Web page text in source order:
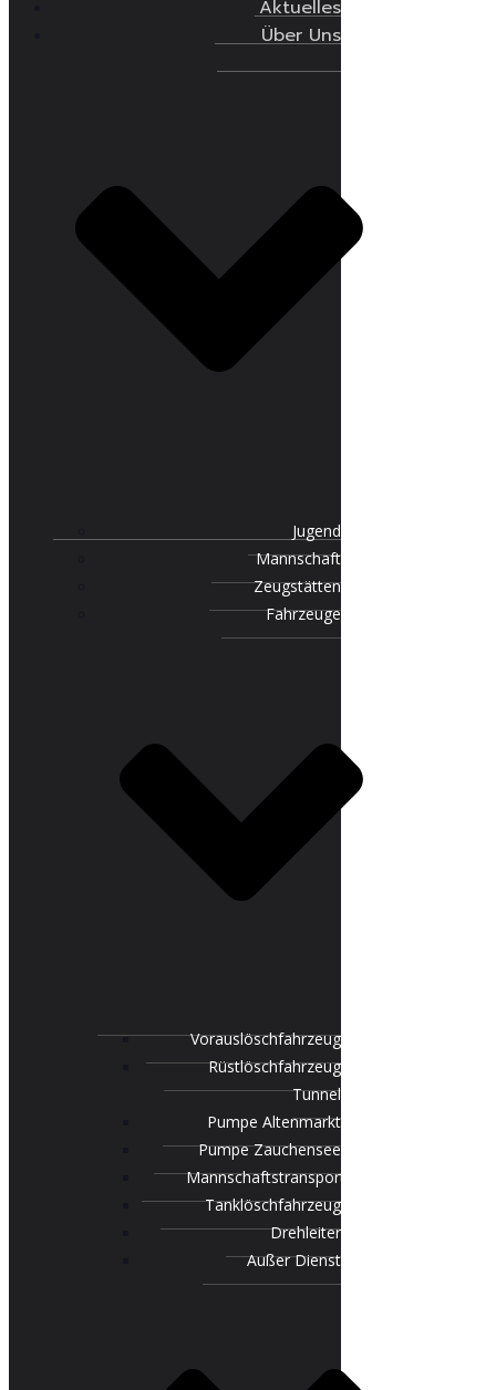
Aktuelles
Über Uns
Jugend
Mannschaft
Zeugstätten
Fahrzeuge
Vorauslöschfahrzeug
Rüstlöschfahrzeug
Tunnel
Pumpe Altenmarkt
Pumpe Zauchensee
Mannschaftstransportfahrzeug
Tanklöschfahrzeug
Drehleiter
Außer Dienst